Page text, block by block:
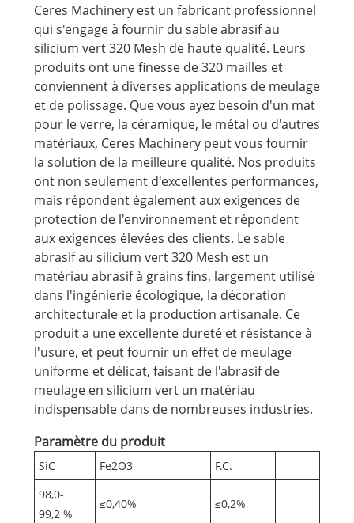
Ceres Machinery est un fabricant professionnel
qui s'engage à fournir du sable abrasif au
silicium vert 320 Mesh de haute qualité. Leurs
produits ont une finesse de 320 mailles et
conviennent à diverses applications de meulage
et de polissage. Que vous ayez besoin d'un mat
pour le verre, la céramique, le métal ou d'autres
matériaux, Ceres Machinery peut vous fournir
la solution de la meilleure qualité. Nos produits
ont non seulement d'excellentes performances,
mais répondent également aux exigences de
protection de l'environnement et répondent
aux exigences élevées des clients. Le sable
abrasif au silicium vert 320 Mesh est un
matériau abrasif à grains fins, largement utilisé
dans l'ingénierie écologique, la décoration
architecturale et la production artisanale. Ce
produit a une excellente dureté et résistance à
l'usure, et peut fournir un effet de meulage
uniforme et délicat, faisant de l'abrasif de
meulage en silicium vert un matériau
indispensable dans de nombreuses industries.
Paramètre du produit
SiC Fe2O3
F.C.
98,0-
99,2 %
≤0,40% ≤0,2%